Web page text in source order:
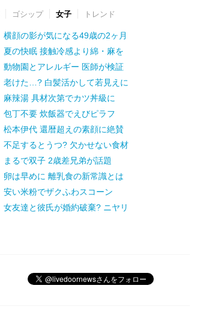
ゴシップ 女子 トレンド
横顔の影が気になる49歳の2ヶ月
夏の快眠 接触冷感より綿・麻を
動物園とアレルギー 医師が検証
老けた…? 白髪活かして若見えに
麻辣湯 具材次第でカツ丼級に
包丁不要 炊飯器でえびピラフ
松本伊代 還暦超えの素顔に絶賛
不足するとうつ? 欠かせない食材
まるで双子 2歳差兄弟が話題
卵は早めに 離乳食の新常識とは
安い米粉でザクふわスコーン
女友達と彼氏が婚約破棄? ニヤリ